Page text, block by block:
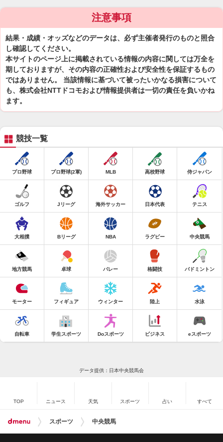
注意事項
結果・成績・オッズなどのデータは、必ず主催者発行のものと照合
し確認してください。
本サイトのページ上に掲載されている情報の内容に関しては万全を
期しておりますが、その内容の正確性および安全性を保証するもの
ではありません。 当該情報に基づいて被ったいかなる損害について
も、株式会社NTTドコモおよび情報提供者は一切の責任を負いかね
ます。
競技一覧
プロ野球 プロ野球(2軍) MLB 高校野球 侍ジャパン
ゴルフ Jリーグ 海外サッカー 日本代表 テニス
大相撲 Bリーグ NBA ラグビー 中央競馬
地方競馬 卓球 バレー 格闘技 バドミントン
モーター フィギュア ウィンター 陸上 水泳
自転車 学生スポーツ Doスポーツ ビジネス eスポーツ
データ提供：日本中央競馬会
TOP ニュース 天気 スポーツ 占い すべて
スポーツ 中央競馬